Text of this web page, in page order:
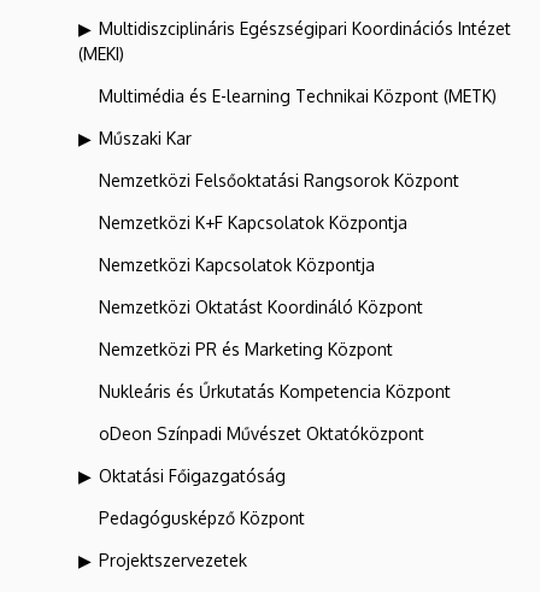
Multidiszciplináris Egészségipari Koordinációs Intézet
(MEKI)
Multimédia és E-learning Technikai Központ (METK)
Műszaki Kar
Nemzetközi Felsőoktatási Rangsorok Központ
Nemzetközi K+F Kapcsolatok Központja
Nemzetközi Kapcsolatok Központja
Nemzetközi Oktatást Koordináló Központ
Nemzetközi PR és Marketing Központ
Nukleáris és Űrkutatás Kompetencia Központ
oDeon Színpadi Művészet Oktatóközpont
Oktatási Főigazgatóság
Pedagógusképző Központ
Projektszervezetek